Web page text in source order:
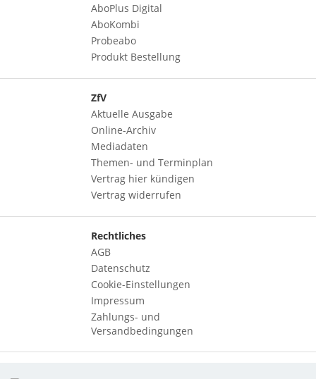
AboPlus Digital
AboKombi
Probeabo
Produkt Bestellung
ZfV
Aktuelle Ausgabe
Online-Archiv
Mediadaten
Themen- und Terminplan
Vertrag hier kündigen
Vertrag widerrufen
Rechtliches
AGB
Datenschutz
Cookie-Einstellungen
Impressum
Zahlungs- und
Versandbedingungen